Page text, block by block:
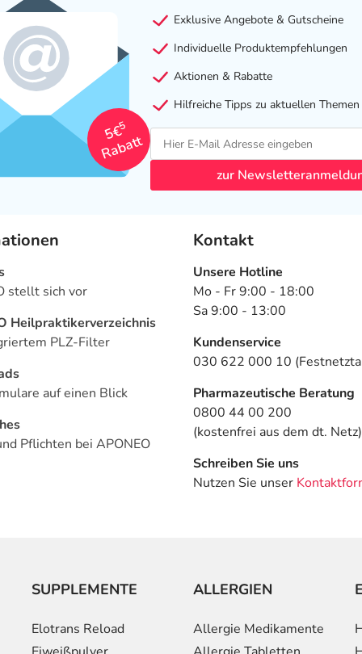
5€
5
Rabatt
Exklusive Angebote & Gutscheine
Individuelle Produktempfehlungen
Aktionen & Rabatte
Hilfreiche Tipps zu aktuellen Themen
zur
stellt sich vor
Heilpraktikerverzeichnis
PLZ-Filter
auf einen Blick
Pflichten bei APONEO
Kontakt
Unsere Hotline
Mo - Fr 9:00 - 18:00
Sa 9:00 - 13:00
Kundenservice
030 622 000 10
Pharmazeutische Beratung
0800 44 00 200
(kostenfrei aus dem dt. Netz)
Schreiben Sie uns
Nutzen Sie unser
SUPPLEMENTE
Elotrans Reload
ALLERGIEN
Allergie Medikamente